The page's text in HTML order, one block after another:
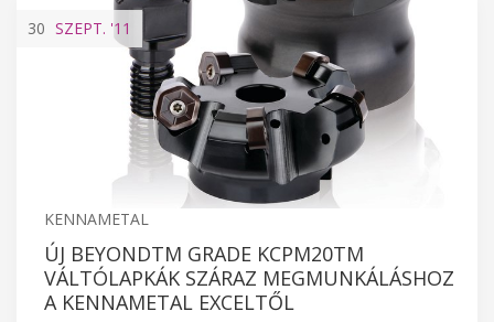
30 SZEPT. '11
KENNAMETAL
ÚJ BEYONDTM GRADE KCPM20TM
VÁLTÓLAPKÁK SZÁRAZ MEGMUNKÁLÁSHOZ
A KENNAMETAL EXCELTŐL